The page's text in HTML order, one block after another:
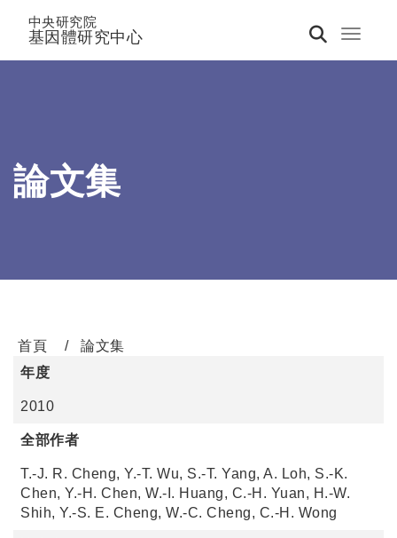
Toggle
中央研究院
基因體研究中心
論文集
首頁
論文集
年度
2010
全部作者
T.-J. R. Cheng, Y.-T. Wu, S.-T. Yang, A. Loh, S.-K.
Chen, Y.-H. Chen, W.-I. Huang, C.-H. Yuan, H.-W.
Shih, Y.-S. E. Cheng, W.-C. Cheng, C.-H. Wong